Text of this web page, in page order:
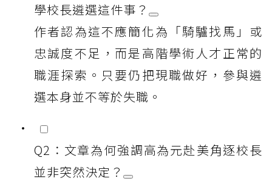
學校長遴選這件事？
作者認為這不應簡化為「騎驢找馬」或
忠誠度不足，而是高階學術人才正常的
職涯探索。只要仍把現職做好，參與遴
選本身並不等於失職。
Q2：文章為何強調高為元赴美角逐校長
並非突然決定？